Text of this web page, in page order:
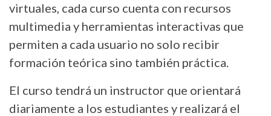
virtuales, cada curso cuenta con recursos
multimedia y herramientas interactivas que
permiten a cada usuario no solo recibir
formación teórica sino también práctica.
El curso tendrá un instructor que orientará
diariamente a los estudiantes y realizará el